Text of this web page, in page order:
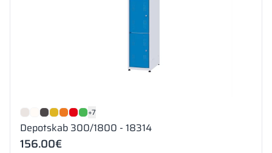
+7
Depotskab 300/1800 - 18314
156.00€